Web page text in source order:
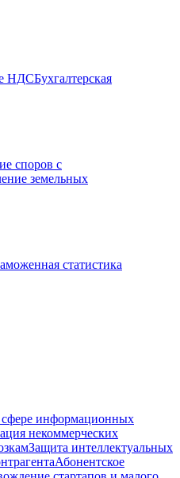
НДСБухгалтерская
споров с
земельных
статистика
информационных
некоммерческих
Защита интеллектуальных
Абонентское